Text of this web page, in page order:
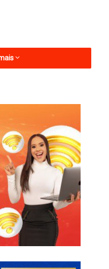
A ação teve início
do campo e os
gestão, através da
corte de terras no município,
Corte de terra
Maia